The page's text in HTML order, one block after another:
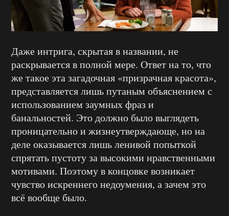
Даже интрига, скрытая в названии, не
раскрывается в полной мере. Ответ на то, что
же такое эта загадочная «призрачная красота»,
представляется лишь путаным объяснением с
использованием заумных фраз и
банальностей. Это должно было выглядеть
проницательно и жизнеутверждающе, но на
деле оказывается лишь ленивой попыткой
спрятать пустоту за высокими нравственными
мотивами. Поэтому в концовке возникает
чувство искреннего недоумения, а зачем это
всё вообще было.